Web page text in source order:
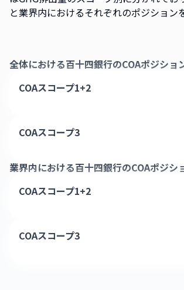
と業界内におけるそれぞれのポジション
全体における百十四銀行のCOAポジショ
COAスコープ1+2
COAスコープ3
業界内における百十四銀行のCOAポジシ
COAスコープ1+2
COAスコープ3